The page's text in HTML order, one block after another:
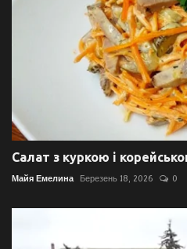
Салат з куркою і
Майя Емелина Березень 18, 2026 0